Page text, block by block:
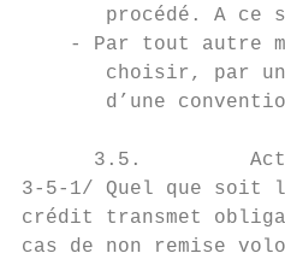
procédé. A ce
- Par tout autre
choisir, par
d’une
3.5.
3-5-1/ Quel que soit
crédit transmet
cas de non remise